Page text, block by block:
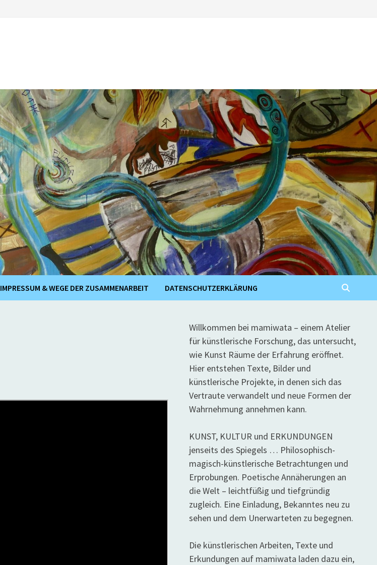
IMPRESSUM & WEGE DER ZUSAMMENARBEIT DATENSCHUTZERKLÄRUNG
Willkommen bei mamiwata – einem Atelier
für künstlerische Forschung, das untersucht,
wie Kunst Räume der Erfahrung eröffnet.
Hier entstehen Texte, Bilder und
künstlerische Projekte, in denen sich das
Vertraute verwandelt und neue Formen der
Wahrnehmung annehmen kann.
KUNST, KULTUR und ERKUNDUNGEN
jenseits des Spiegels … Philosophisch-
magisch-künstlerische Betrachtungen und
Erprobungen. Poetische Annäherungen an
die Welt – leichtfüßig und tiefgründig
zugleich. Eine Einladung, Bekanntes neu zu
sehen und dem Unerwarteten zu begegnen.
Die künstlerischen Arbeiten, Texte und
Erkundungen auf mamiwata laden dazu ein,